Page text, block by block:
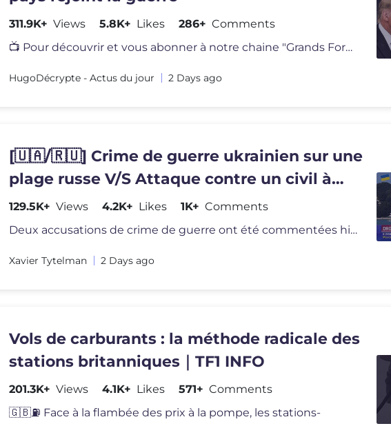
311.9K+ Views 5.8K+ Likes 286+ Comments
📺 Pour découvrir et vous abonner à notre chaine "Grands Formats"
HugoDécrypte - Actus du jour 2 Days ago
[🇺🇦/🇷🇺] Crime de guerre ukrainien sur une
plage russe V/S Attaque contre un civil à
Kherson
129.5K+ Views 4.2K+ Likes 1K+ Comments
Deux accusations de crime de guerre ont été commentées hier : l'att
Xavier Tytelman 2 Days ago
Vols de carburants : la méthode radicale des
stations britanniques｜TF1 INFO
201.3K+ Views 4.1K+ Likes 571+ Comments
🇬🇧⛽️ Face à la flambée des prix à la pompe, les stations-